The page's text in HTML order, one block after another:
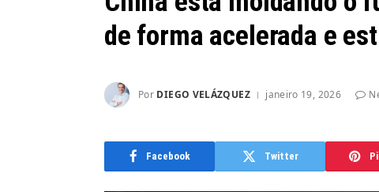
de forma acelerada e
Por DIEGO VELÁZQUEZ janeiro 19, 2026
Facebook Twitter